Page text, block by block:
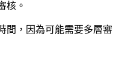
核。
間，因為可能需要多層審